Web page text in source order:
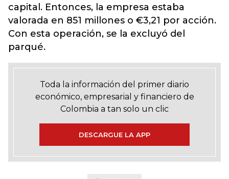
capital. Entonces, la empresa estaba
valorada en 851 millones o €3,21 por acción.
Con esta operación, se la excluyó del
parqué.
Toda la información del primer diario
económico, empresarial y financiero de
Colombia a tan solo un clic
DESCARGUE LA APP